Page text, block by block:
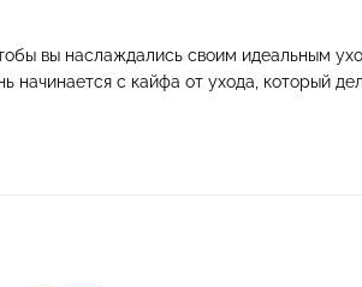
вы наслаждались своим идеальным
начинается с кайфа от ухода, который